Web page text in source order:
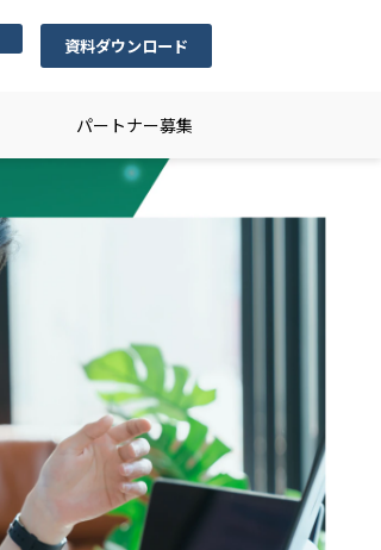
資料ダウンロード
パートナー募集